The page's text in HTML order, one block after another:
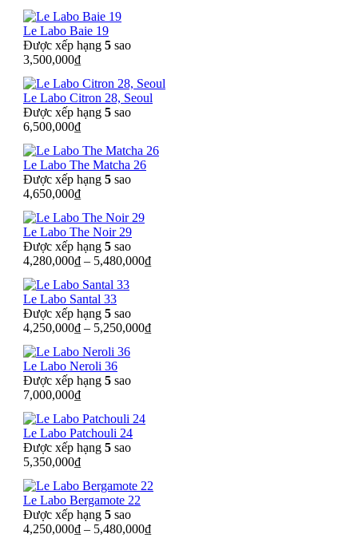
Le Labo Baie 19
Được xếp hạng 5 sao
3,500,000₫
Le Labo Citron 28, Seoul
Được xếp hạng 5 sao
6,500,000₫
Le Labo The Matcha 26
Được xếp hạng 5 sao
4,650,000₫
Le Labo The Noir 29
Được xếp hạng 5 sao
4,280,000₫ – 5,480,000₫
Le Labo Santal 33
Được xếp hạng 5 sao
4,250,000₫ – 5,250,000₫
Le Labo Neroli 36
Được xếp hạng 5 sao
7,000,000₫
Le Labo Patchouli 24
Được xếp hạng 5 sao
5,350,000₫
Le Labo Bergamote 22
Được xếp hạng 5 sao
4,250,000₫ – 5,480,000₫